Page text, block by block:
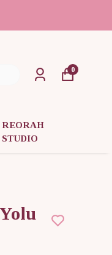
REORAH
STUDIO
0